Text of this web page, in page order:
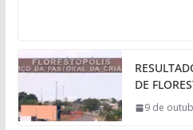
DE
9 de